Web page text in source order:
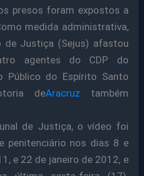
presos foram expostos a
medida administrativa,
de Justiça (Sejus) afastou
agentes do CDP do
Público do Espírito Santo
deAracruz também
de Justiça, o vídeo foi
penitenciário nos dias 8 e
e 22 de janeiro de 2012, e